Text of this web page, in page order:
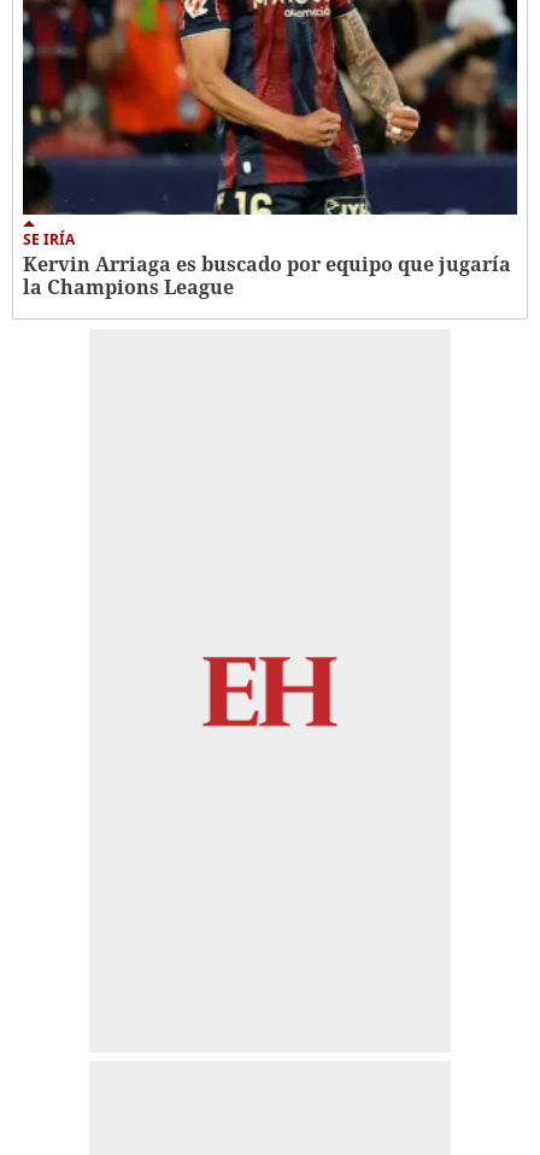
SE IRÍA
Kervin Arriaga es buscado por equipo que jugaría
la Champions League